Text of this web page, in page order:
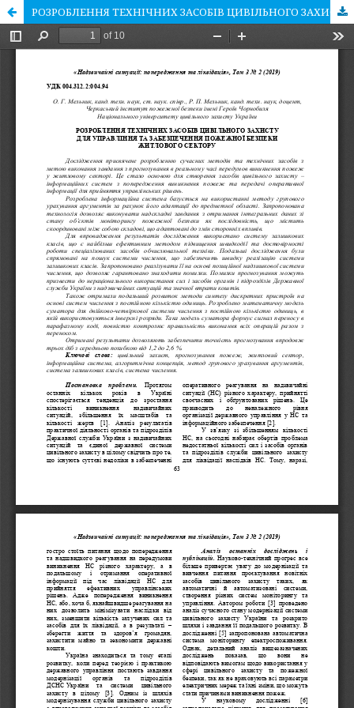
РОЗРОБЛЕННЯ ТЕХНІЧНИХ ЗАСОБІВ ЦИВІЛЬНОГО ЗАХИСТУ ДЛЯ УПРАВЛІННЯ ТА ЗАБЕЗПЕЧЕННЯ ПОЖЕЖНОЇ БЕЗПЕКИ ЖИТЛОВОГО СЕКТОРУ